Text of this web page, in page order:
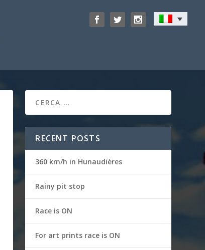
RECENT POSTS
360 km/h in Hunaudières
Rainy pit stop
Race is ON
For art prints race is ON